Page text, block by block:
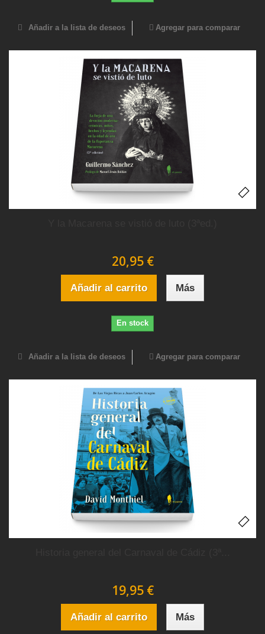
Añadir a la lista de deseos Agregar para comparar
20,95 €
Añadir al carrito Más
En stock
Añadir a la lista de deseos Agregar para comparar
19,95 €
Añadir al carrito Más